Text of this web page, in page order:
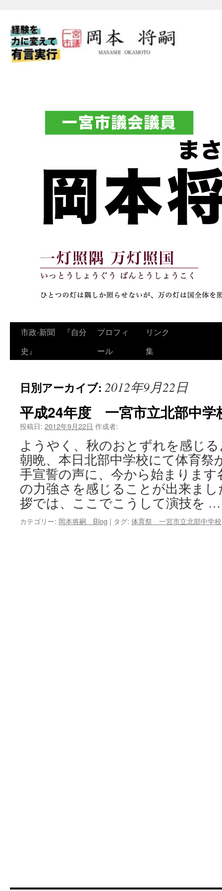
コ
ツ
へ
キ
プ
市政‐新聞 『自分
史』
プロフィ
ール
リンク
集
日別アーカイブ: 2012年9月22日
平成24年度 一宮市立北部中
投稿日: 2012年9月22日 作成者:
ようやく、秋のおとずれを感じ
朝晩、本日北部中学校にて体育祭
手宣誓の声に、今から始まります
の力強さを感じることが出来ま
拶では、ここでこうして演技を
カテゴリー: 岡本将嗣 Blog | タグ: 体育祭 一宮市立北部中学校